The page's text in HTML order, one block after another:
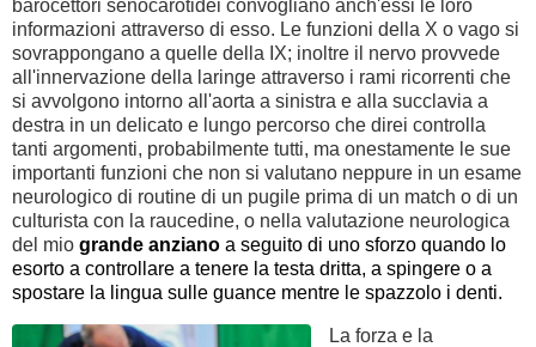
barocettori senocarotidei convogliano anch'essi le loro
informazioni attraverso di esso. Le funzioni della X o vago si
sovrappongano a quelle della IX; inoltre il nervo provvede
all'innervazione della laringe attraverso i rami ricorrenti che
si avvolgono intorno all'aorta a sinistra e alla succlavia a
destra in un delicato e lungo percorso che direi controlla
tanti argomenti, probabilmente tutti, ma onestamente le sue
importanti funzioni che non si valutano neppure in un esame
neurologico di routine di un pugile prima di un match o di un
culturista con la raucedine, o nella valutazione neurologica
del mio grande anziano a seguito di uno sforzo quando lo
esorto a controllare a tenere la testa dritta, a spingere o a
spostare la lingua sulle guance mentre le spazzolo i denti.
La forza e la